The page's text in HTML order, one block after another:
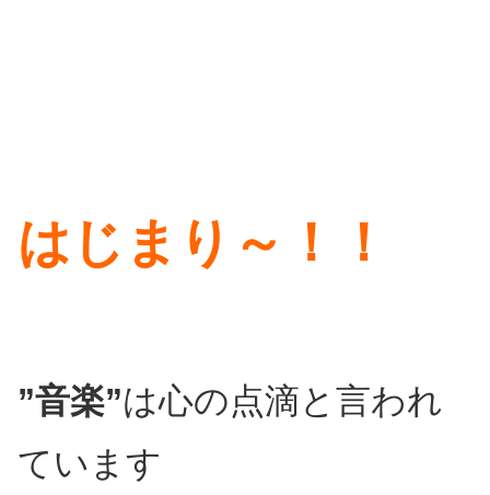
はじまり～！！
”音楽”は心の点滴と言われ
ています